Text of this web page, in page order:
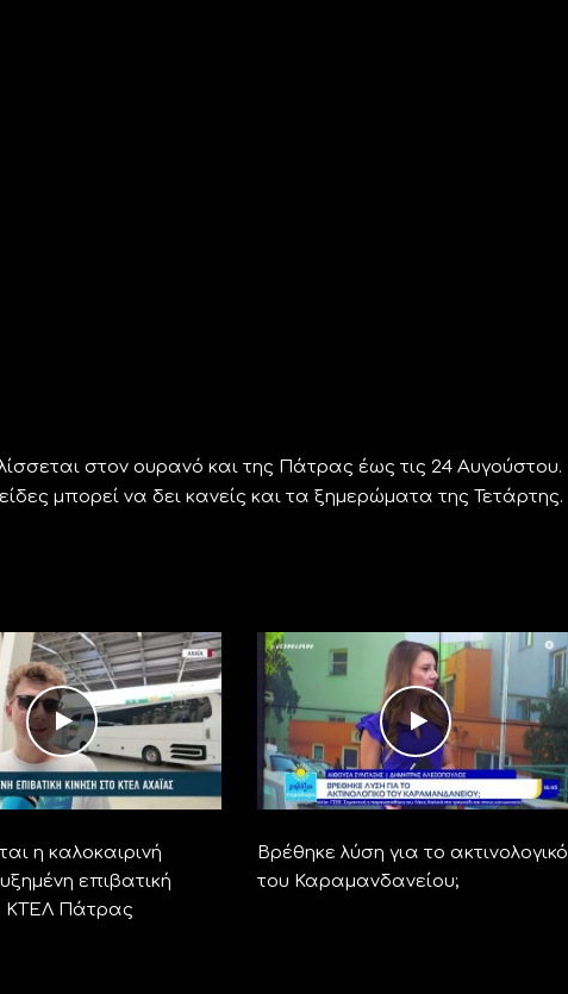
στον ουρανό και της Πάτρας έως τις 24 Αυγούστου.
μπορεί να δει κανείς και τα ξημερώματα της Τετάρτης.
η καλοκαιρινή
επιβατική
ΚΤΕΛ Πάτρας
Βρέθηκε λύση για το ακτινολογικό
του Καραμανδανείου;